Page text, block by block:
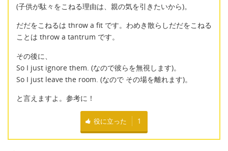
(子供が駄々をこねる理由は、親の気を引きたいから)。
だだをこねるは throw a fit です。わめき散らしだだをこねる
ことは throw a tantrum です。
その後に、
So I just ignore them. (なので彼らを無視します)。
So I just leave the room. (なので その場を離れます)。
と言えますよ。参考に！
役に立った 1